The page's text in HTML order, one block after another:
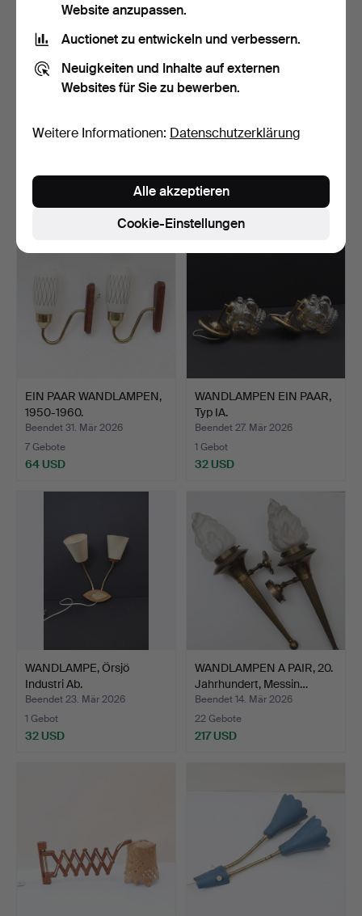
EIN PAAR
WANDLAMPEN, Asea,
5 Gebote
HANS BERGSTRÖM.
Wird einer Fassadenlampe
12 Gebote
296 USD
Ausgewähltes
Objekt
EIN PAAR WANDLAMPEN,
1950-1960.
Beendet 31. Mär 2026
7 Gebote
64 USD
WANDLAMPEN EIN PAAR,
Typ IA.
Beendet 27. Mär 2026
1 Gebot
32 USD
WANDLAMPE, Örsjö
Industri Ab.
Beendet 23. Mär 2026
1 Gebot
32 USD
WANDLAMPEN A PAIR, 20.
Jahrhundert, Messin…
Beendet 14. Mär 2026
22 Gebote
217 USD
Website anzupassen.
Auctionet zu entwickeln und verbessern.
Neuigkeiten und Inhalte auf externen
Websites für Sie zu bewerben.
Weitere Informationen: Datenschutzerklärung
Cookie-Einstellungen
Alle akzeptieren